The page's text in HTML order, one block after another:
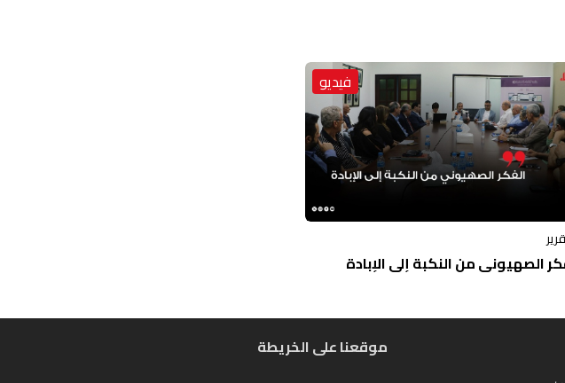
فيديو
الصهيوني من النكبة إلى الإبادة
موقعنا على الخريطة